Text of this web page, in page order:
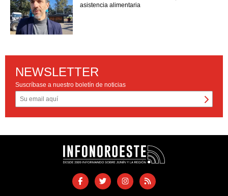
asistencia alimentaria
NEWSLETTER
Suscríbase a nuestro boletín de noticias